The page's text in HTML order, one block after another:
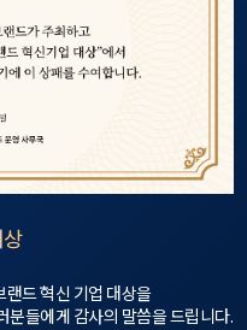
드 혁신 기업 대상을
분들에게 감사의 말씀을 드립니다.